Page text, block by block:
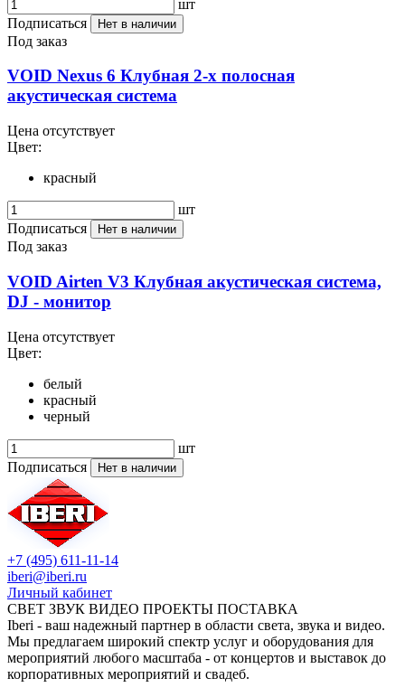
шт
Подписаться
Нет в наличии
Под заказ
VOID Nexus 6 Клубная 2-х полосная
акустическая система
Цена отсутствует
Цвет:
красный
шт
Подписаться
Нет в наличии
Под заказ
VOID Airten V3 Клубная акустическая система,
DJ - монитор
Цена отсутствует
Цвет:
белый
красный
черный
шт
Подписаться
Нет в наличии
+7 (495) 611-11-14
iberi@iberi.ru
Личный кабинет
СВЕТ ЗВУК ВИДЕО ПРОЕКТЫ ПОСТАВКА
Iberi - ваш надежный партнер в области света, звука и видео.
Мы предлагаем широкий спектр услуг и оборудования для
мероприятий любого масштаба - от концертов и выставок до
корпоративных мероприятий и свадеб.